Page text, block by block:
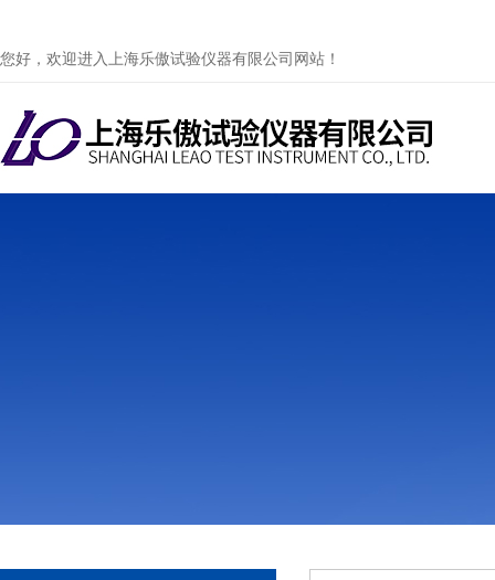
您好，欢迎进入上海乐傲试验仪器有限公司网站！